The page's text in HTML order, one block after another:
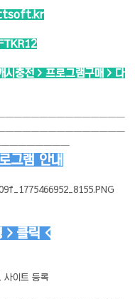
시충전 > 프로그램구매 > 다
그램 안내
> 클릭 <
사이트 등록